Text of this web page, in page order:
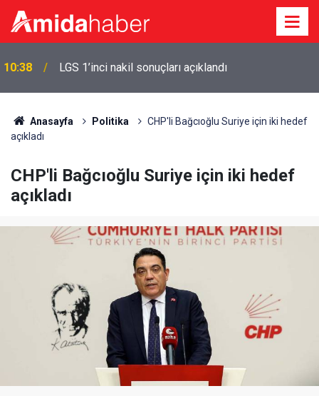
10:38 LGS 1’inci nakil sonuçları açıklandı
Anasayfa Politika
CHP'li Bağcıoğlu Suriye için iki hedef
açıkladı
CHP'li Bağcıoğlu Suriye için iki hedef
açıkladı